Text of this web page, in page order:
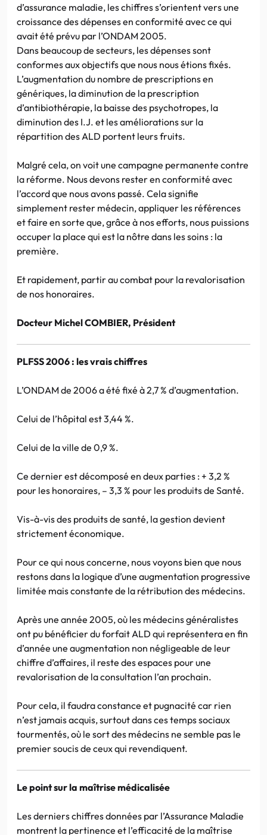
d’assurance maladie, les chiffres s’orientent vers une
croissance des dépenses en conformité avec ce qui
avait été prévu par l’ONDAM 2005.
Dans beaucoup de secteurs, les dépenses sont
conformes aux objectifs que nous nous étions fixés.
L’augmentation du nombre de prescriptions en
génériques, la diminution de la prescription
d’antibiothérapie, la baisse des psychotropes, la
diminution des I.J. et les améliorations sur la
répartition des ALD portent leurs fruits.
Malgré cela, on voit une campagne permanente contre
la réforme. Nous devons rester en conformité avec
l’accord que nous avons passé. Cela signifie
simplement rester médecin, appliquer les références
et faire en sorte que, grâce à nos efforts, nous puissions
occuper la place qui est la nôtre dans les soins : la
première.
Et rapidement, partir au combat pour la revalorisation
de nos honoraires.
Docteur Michel COMBIER, Président
PLFSS 2006 : les vrais chiffres
L’ONDAM de 2006 a été fixé à 2,7 % d’augmentation.
Celui de l’hôpital est 3,44 %.
Celui de la ville de 0,9 %.
Ce dernier est décomposé en deux parties : + 3,2 %
pour les honoraires, – 3,3 % pour les produits de Santé.
Vis-à-vis des produits de santé, la gestion devient
strictement économique.
Pour ce qui nous concerne, nous voyons bien que nous
restons dans la logique d’une augmentation progressive
limitée mais constante de la rétribution des médecins.
Après une année 2005, où les médecins généralistes
ont pu bénéficier du forfait ALD qui représentera en fin
d’année une augmentation non négligeable de leur
chiffre d’affaires, il reste des espaces pour une
revalorisation de la consultation l’an prochain.
Pour cela, il faudra constance et pugnacité car rien
n’est jamais acquis, surtout dans ces temps sociaux
tourmentés, où le sort des médecins ne semble pas le
premier soucis de ceux qui revendiquent.
Le point sur la maîtrise médicalisée
Les derniers chiffres données par l’Assurance Maladie
montrent la pertinence et l’efficacité de la maîtrise